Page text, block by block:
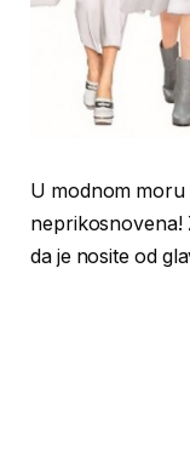
U modnom moru
neprikosnovena!
da je nosite od